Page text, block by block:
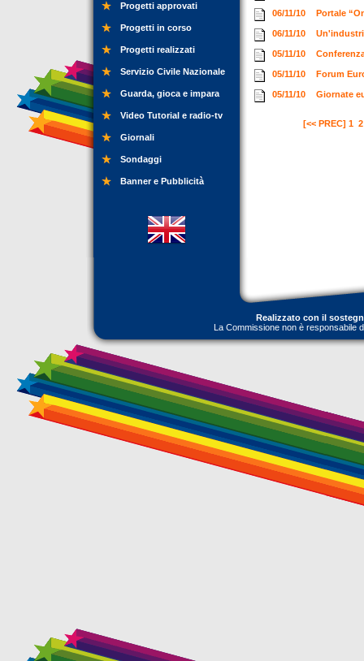
Progetti approvati
Progetti in corso
Progetti realizzati
Servizio Civile Nazionale
Guarda, gioca e impara
Video Tutorial e radio-tv
Giornali
Sondaggi
Banner e Pubblicità
06/11/10 Portale
06/11/10
05/11/10
05/11/10 Forum
05/11/10 Giornate
[<< PREC] 1 2
Realizzato con il
La Commissione non è responsabile